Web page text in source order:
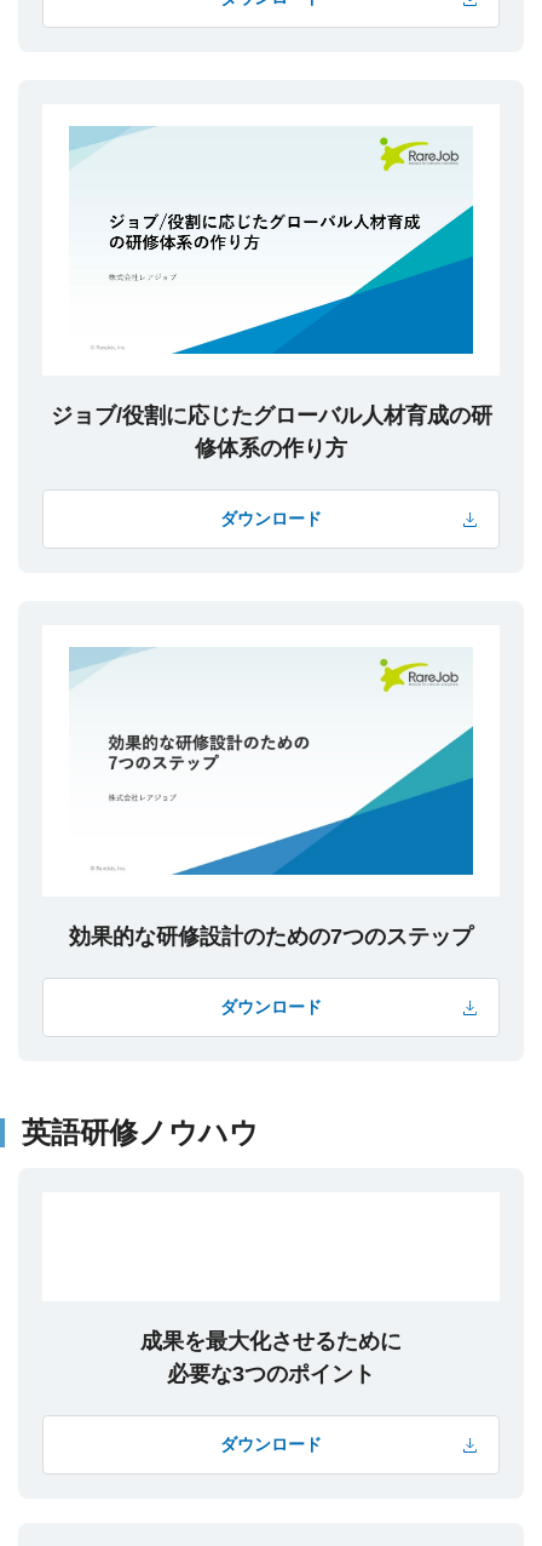
ジョブ/役割に応じたグローバル人材育成の研
修体系の作り方
ダウンロード
効果的な研修設計のための7つのステップ
ダウンロード
英語研修ノウハウ
成果を最大化させるために
必要な3つのポイント
ダウンロード